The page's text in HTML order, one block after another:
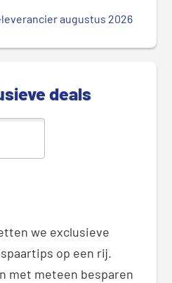
augustus 2026
deals
we exclusieve
op een rij.
met meteen besparen